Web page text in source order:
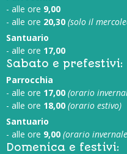
- alle ore 9,00
- alle ore 20,30 (solo il
Santuario
- alle ore 17,00
Sabato e prefestivi:
Parrocchia
- alle ore 17,00 (orario
- alle ore 18,00 (orario estivo)
Santuario
- alle ore 9,00 (orario
Domenica e festivi: